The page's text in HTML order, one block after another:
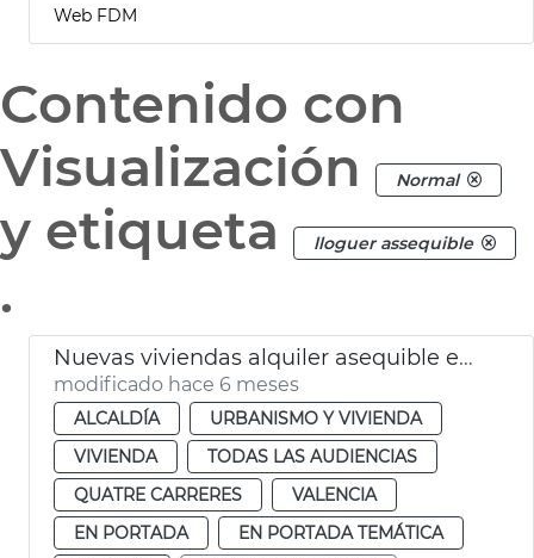
Web FDM
Contenido con
Visualización
Normal
y etiqueta lloguer assequible
.
Nuevas viviendas alquiler asequible en La Punta València
modificado hace 6 meses
ALCALDÍA
URBANISMO Y VIVIENDA
VIVIENDA
TODAS LAS AUDIENCIAS
QUATRE CARRERES
VALENCIA
EN PORTADA
EN PORTADA TEMÁTICA